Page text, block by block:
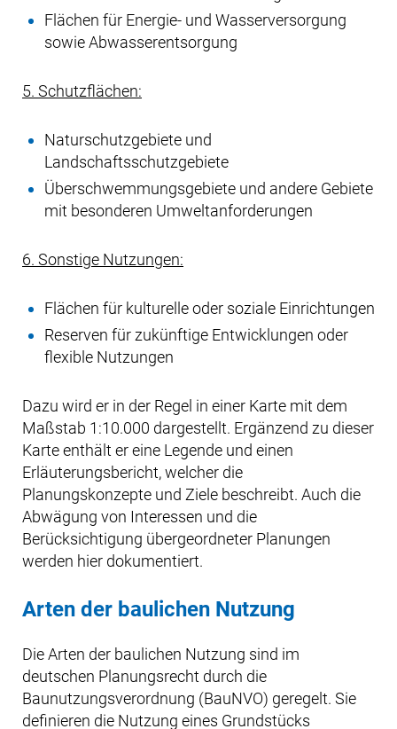
Flächen für Energie- und Wasserversorgung
sowie Abwasserentsorgung
5. Schutzflächen:
Naturschutzgebiete und
Landschaftsschutzgebiete
Überschwemmungsgebiete und andere Gebiete
mit besonderen Umweltanforderungen
6. Sonstige Nutzungen:
Flächen für kulturelle oder soziale Einrichtungen
Reserven für zukünftige Entwicklungen oder
flexible Nutzungen
Dazu wird er in der Regel in einer Karte mit dem
Maßstab 1:10.000 dargestellt. Ergänzend zu dieser
Karte enthält er eine Legende und einen
Erläuterungsbericht, welcher die
Planungskonzepte und Ziele beschreibt. Auch die
Abwägung von Interessen und die
Berücksichtigung übergeordneter Planungen
werden hier dokumentiert.
Arten der baulichen Nutzung
Die Arten der baulichen Nutzung sind im
deutschen Planungsrecht durch die
Baunutzungsverordnung (BauNVO) geregelt. Sie
definieren die Nutzung eines Grundstücks